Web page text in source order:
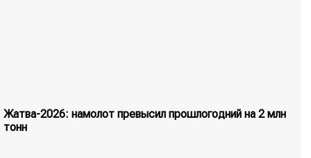
Жатва-2026: намолот превысил прошлогодний на 2 млн
тонн